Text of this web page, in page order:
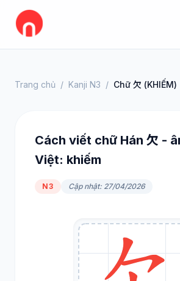
Trang chủ / Kanji N3 / Chữ 欠 (KHIẾM)
Cách viết chữ Hán 欠 -
Việt: khiếm
N3 Cập nhật: 27/04/2026